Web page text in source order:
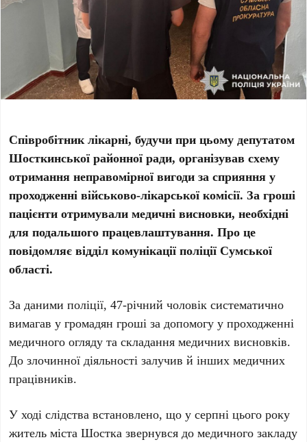
Співробітник лікарні, будучи при цьому депутатом
Шосткинської районної ради, організував схему
отримання неправомірної вигоди за сприяння у
проходженні військово-лікарської комісії. За гроші
пацієнти отримували медичні висновки, необхідні
для подальшого працевлаштування. Про це
повідомляє відділ комунікації поліції Сумської
області.
За даними поліції, 47-річний чоловік систематично
вимагав у громадян гроші за допомогу у проходженні
медичного огляду та складання медичних висновків.
До злочинної діяльності залучив й інших медичних
працівників.
У ході слідства встановлено, що у серпні цього року
житель міста Шостка звернувся до медичного закладу